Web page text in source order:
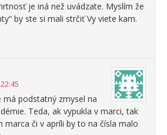
je iná než uvádzate. Myslím že
by ste si mali strčiť Vy viete kam.
má podstatný zmysel na
Teda, ak vypukla v marci, tak
marca či v apríli by to na čísla malo